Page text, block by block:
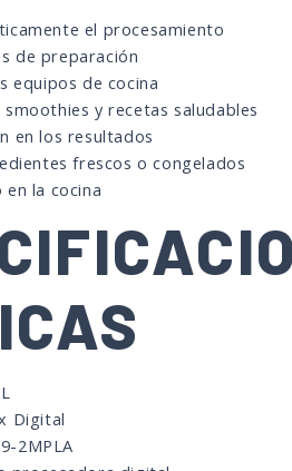
el procesamiento
de preparación
equipos de cocina
smoothies y recetas saludables
en los resultados
frescos o congelados
la cocina
Digital
2MPLA